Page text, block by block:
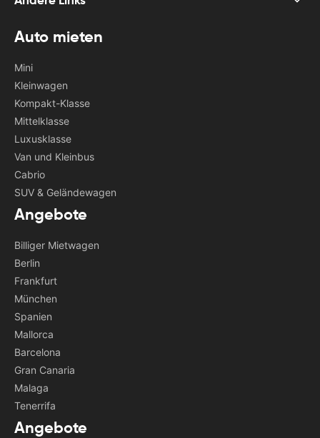
Auto mieten
Mini
Kleinwagen
Kompakt-Klasse
Mittelklasse
Luxusklasse
Van und Kleinbus
Cabrio
SUV & Geländewagen
Angebote
Billiger Mietwagen
Berlin
Frankfurt
München
Spanien
Mallorca
Barcelona
Gran Canaria
Malaga
Tenerrifa
Angebote